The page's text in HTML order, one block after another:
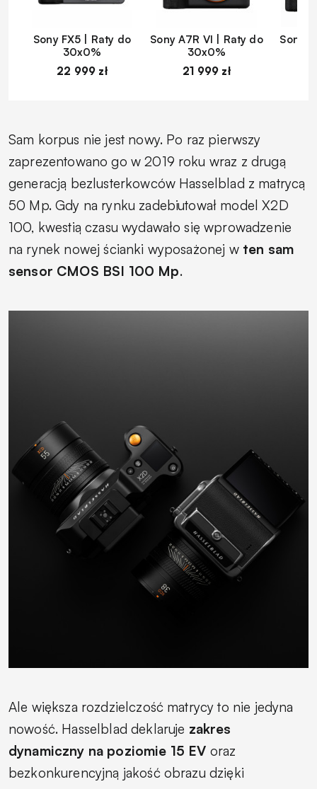
Sony FX5 | Raty do
30x0%
22 999 zł
Sony A7R VI | Raty do
30x0%
21 999 zł
Sony
Sam korpus nie jest nowy. Po raz pierwszy
zaprezentowano go w 2019 roku wraz z drugą
generacją bezlusterkowców Hasselblad z matrycą
50 Mp. Gdy na rynku zadebiutował model X2D
100, kwestią czasu wydawało się wprowadzenie
na rynek nowej ścianki wyposażonej wten sam
sensor CMOS BSI 100 Mp.
Ale większa rozdzielczość matrycy to nie jedyna
nowość. Hasselblad deklaruje zakres
dynamiczny na poziomie 15 EV oraz
bezkonkurencyjną jakość obrazu dzięki